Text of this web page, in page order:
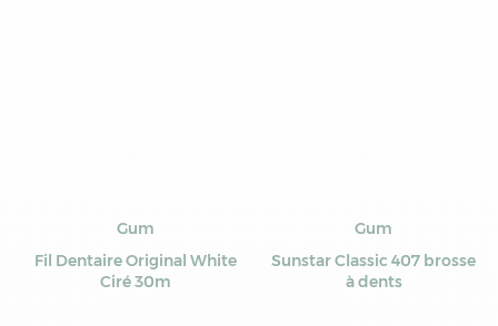
Gum
Fil Dentaire Original White
Ciré 30m
Gum
Sunstar Classic 407 brosse
à dents